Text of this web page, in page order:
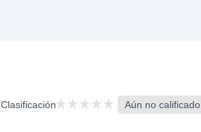
Clasificación Aún no calificado